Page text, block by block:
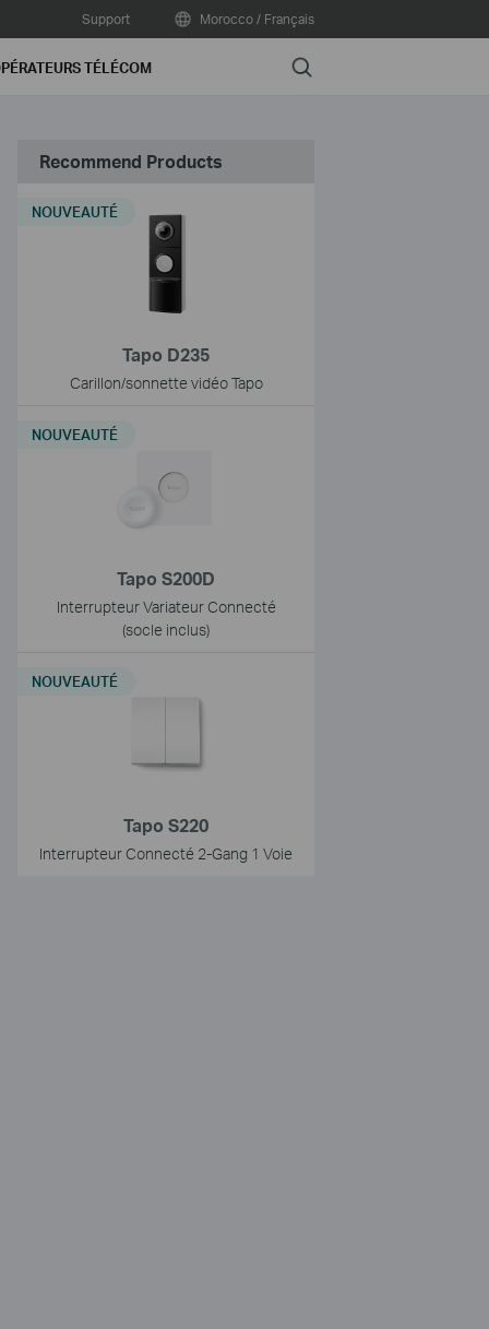
Support Morocco / Français
TÉLÉCOM Search
Recommend Products
Tapo D235
Carillon/sonnette vidéo Tapo
NOUVEAUTÉ
Tapo S200D
Interrupteur Variateur Connecté
(socle inclus)
NOUVEAUTÉ
Tapo S220
Interrupteur Connecté 2-Gang 1 Voie
NOUVEAUTÉ